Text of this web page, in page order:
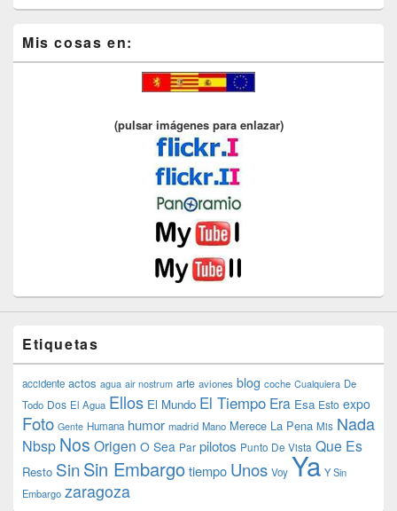
Mis cosas en:
(pulsar imágenes para enlazar)
Etiquetas
accidente actos agua air nostrum arte aviones blog coche Cualquiera De
Todo Dos El Agua Ellos El Mundo El Tiempo Era Esa Esto expo
Foto Gente Humana humor madrid Mano Merece La Pena Mis Nada
Nbsp Nos Origen O Sea Par pilotos Punto De Vista Que Es
Resto SinSin Embargotiempo Unos Voy Ya Y Sin
Embargo zaragoza